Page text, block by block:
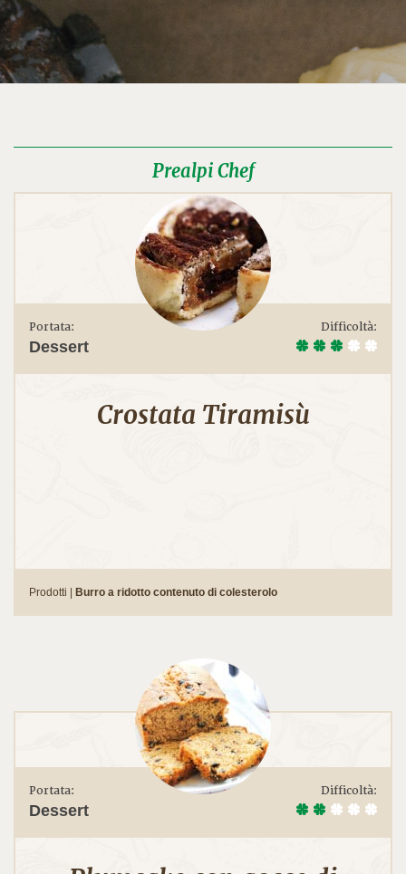
Prealpi Chef
Portata:
Dessert
Difficoltà:
Crostata Tiramisù
Prodotti | Burro a ridotto contenuto di colesterolo
Portata:
Dessert
Difficoltà: